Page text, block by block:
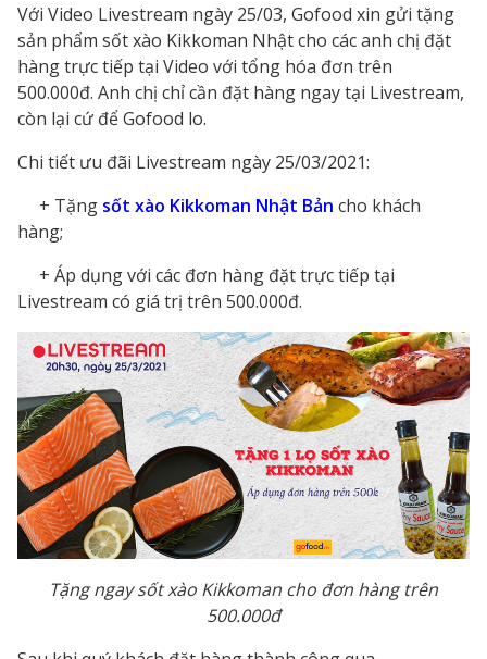
Với Video Livestream ngày 25/03, Gofood xin gửi tặng
sản phẩm sốt xào Kikkoman Nhật cho các anh chị đặt
hàng trực tiếp tại Video với tổng hóa đơn trên
500.000đ. Anh chị chỉ cần đặt hàng ngay tại Livestream,
còn lại cứ để Gofood lo.
Chi tiết ưu đãi Livestream ngày 25/03/2021:
+ Tặng sốt xào Kikkoman Nhật Bản cho khách
hàng;
+ Áp dụng với các đơn hàng đặt trực tiếp tại
Livestream có giá trị trên 500.000đ.
Tặng ngay sốt xào Kikkoman cho đơn hàng trên
500.000đ